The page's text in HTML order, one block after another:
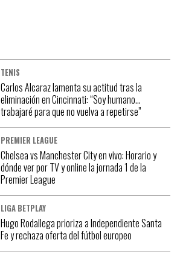
TENIS
Carlos Alcaraz lamenta su actitud tras la
eliminación en Cincinnati: “Soy humano…
trabajaré para que no vuelva a repetirse”
PREMIER LEAGUE
Chelsea vs Manchester City en vivo: Horario y
dónde ver por TV y online la jornada 1 de la
Premier League
LIGA BETPLAY
Hugo Rodallega prioriza a Independiente Santa
Fe y rechaza oferta del fútbol europeo